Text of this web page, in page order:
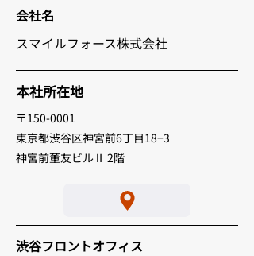
会社名
スマイルフォース株式会社
本社所在地
〒150-0001
​東京都渋谷区神宮前6丁目18−3
神宮前董友ビルⅡ 2階
​渋谷フロントオフィス